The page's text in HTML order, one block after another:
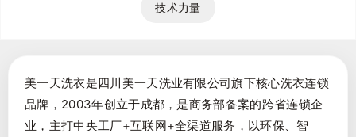
技术力量
美一天洗衣是四川美一天洗业有限公司旗下核心洗衣连锁
品牌，2003年创立于成都，是商务部备案的跨省连锁企
业，主打中央工厂+互联网+全渠道服务，以环保、智